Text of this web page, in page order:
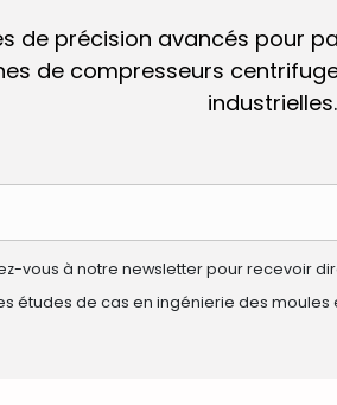
de précision avancés pour
de compresseurs
industrielles.
vous à notre newsletter pour recevoir
études de cas en ingénierie des moules